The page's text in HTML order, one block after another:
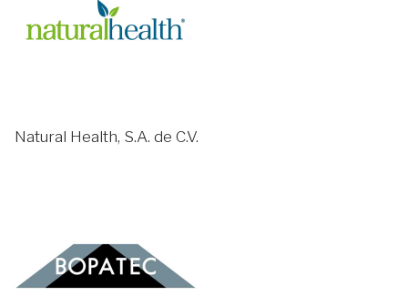
Natural Health, S.A. de C.V.